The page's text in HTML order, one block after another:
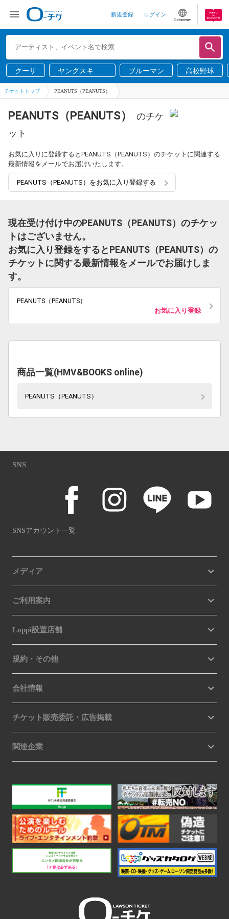
新規登録 ログイン
Language
クーザ
ヤングスキニ
ー
ブルーマン 高校野球
チケットトップ PEANUTS（PEANUTS）
PEANUTS（PEANUTS）
のチケ
ット
お気に入りに登録するとPEANUTS（PEANUTS）のチケットに関連する
最新情報をメールでお届けいたします。
PEANUTS（PEANUTS）をお気に入り登録する
現在受け付け中のPEANUTS（PEANUTS）のチケッ
トはございません。
お気に入り登録をするとPEANUTS（PEANUTS）の
チケットに関する最新情報をメールでお届けしま
す。
PEANUTS（PEANUTS）
お気に入り登録
商品一覧(HMV&BOOKS online)
PEANUTS（PEANUTS）
SNS
SNSアカウント一覧
メディア
ご利用案内
Loppi設置店舗
規約・その他
会社情報
チケット販売委託・広告掲載
関連企業